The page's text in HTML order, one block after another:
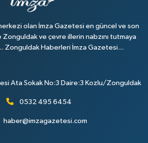
olan İmza Gazetesi en güncel ve son
ve çevre illerin nabzını tutmaya
Zonguldak Haberleri İmza Gazetesi...
Ata Sokak No:3 Daire:3 Kozlu/Zonguldak
0532 495 6454
haber@imzagazetesi.com